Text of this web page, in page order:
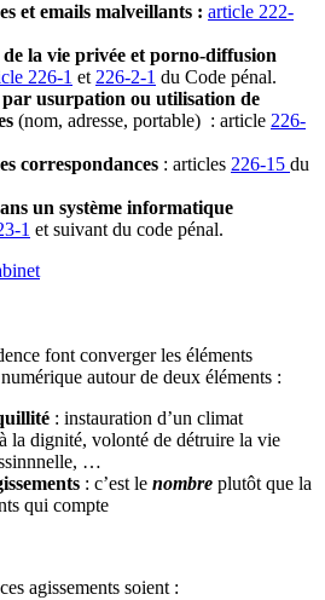
et emails malveillants : article 222-
la vie privée et porno-diffusion
226-1 et 226-2-1 du Code pénal.
par usurpation ou utilisation de
(nom, adresse, portable) : article 226-
correspondances : articles 226-15 du
un système informatique
1 et suivant du code pénal.
font converger les éléments
autour de deux éléments :
: instauration d’un climat
la dignité, volonté de détruire la vie
…
: c’est le nombre plutôt que la
qui compte
agissements soient :